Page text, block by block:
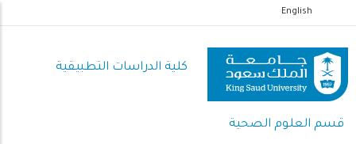
إلى
المحتوى
الرئيسي
English
كلية الدراسات التطبيقية
قسم العلوم الصحية